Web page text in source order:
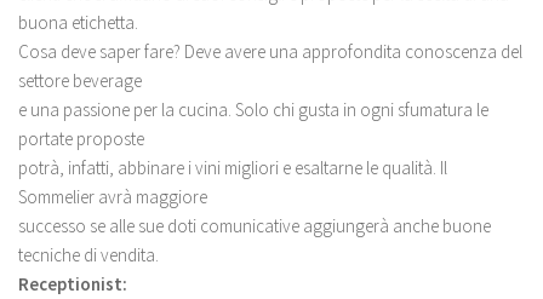
buona etichetta.
Cosa deve saper fare? Deve avere una approfondita conoscenza del
settore beverage
e una passione per la cucina. Solo chi gusta in ogni sfumatura le
portate proposte
potrà, infatti, abbinare i vini migliori e esaltarne le qualità. Il
Sommelier avrà maggiore
successo se alle sue doti comunicative aggiungerà anche buone
tecniche di vendita.
Receptionist: